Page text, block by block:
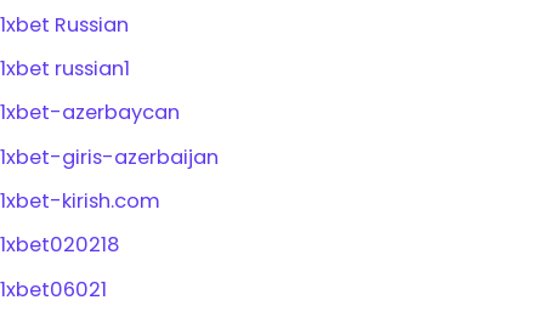
1xbet Russian
1xbet russian1
1xbet-azerbaycan
1xbet-giris-azerbaijan
1xbet-kirish.com
1xbet020218
1xbet06021